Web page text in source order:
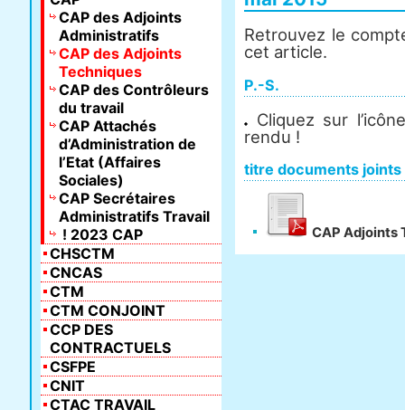
Retrouvez le
cet article.
P.-S.
Cliquez sur
rendu !
titre documents joints
CAP Adjoints
CAP des Adjoints
Administratifs
CAP des Adjoints
Techniques
CAP des Contrôleurs
du travail
CAP Attachés
d’Administration de
l’Etat (Affaires
Sociales)
CAP Secrétaires
Administratifs Travail
! 2023 CAP
CHSCTM
CNCAS
CTM
CTM CONJOINT
CCP DES
CONTRACTUELS
CSFPE
CNIT
CTAC TRAVAIL